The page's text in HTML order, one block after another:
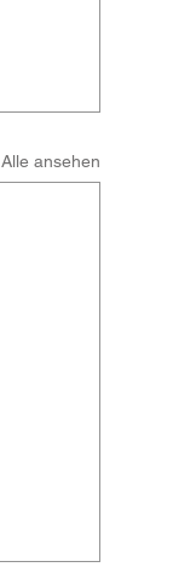
Alle ansehen